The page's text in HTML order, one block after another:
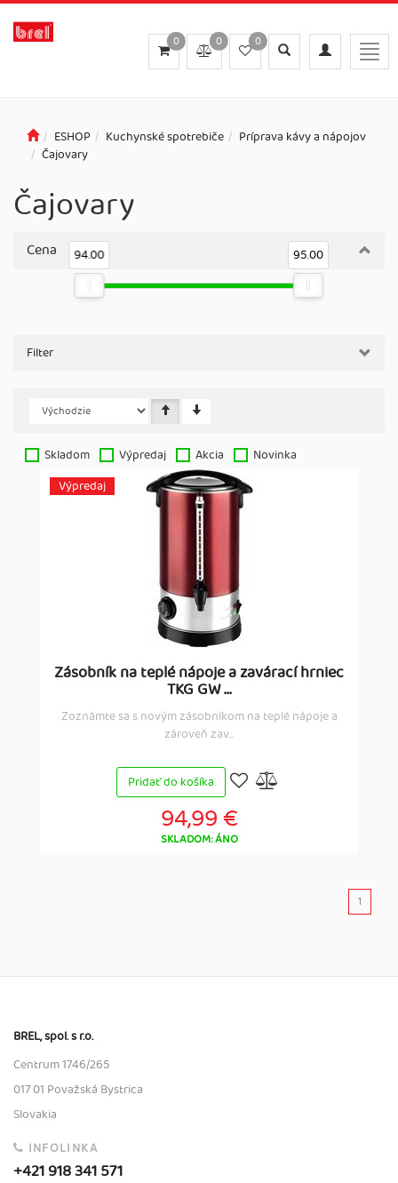
Toggle
navigation
Toggle
search
0
0
0
ESHOP Kuchynské spotrebiče
Príprava kávy a nápojov
Čajovary
Čajovary
Cena 94.00 95.00
Filter
Skladom Výpredaj Akcia
Novinka
Výpredaj
Zásobník na teplé nápoje a zavárací hrniec
TKG GW ...
Zoznámte sa s novým zásobníkom na teplé nápoje a
zároveň zav...
Pridať do košíka
94,99 €
SKLADOM: ÁNO
1
BREL, spol. s r.o.
Centrum 1746/265
017 01 Považská Bystrica
Slovakia
INFOLINKA
+421 918 341 571